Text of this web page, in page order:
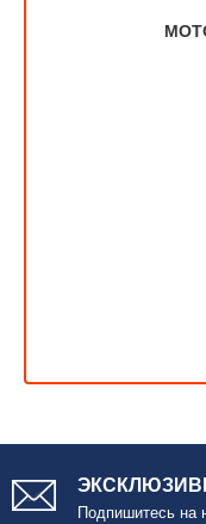
Подпишитесь на